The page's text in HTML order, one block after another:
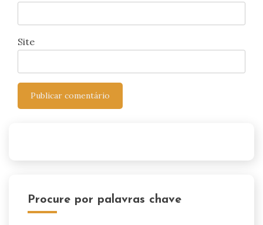
Site
Procure por palavras chave